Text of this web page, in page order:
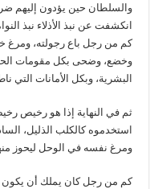
والسلطان حين يؤدون إليهم
انكشفت عن نبذ الأذلاء نبذ
كم من رجل باع رجولته، ومرغ
وخضع، وضحى بكل مقومات
البشرية، وبكل الأمانات التي
ثم في النهاية إذا هو رخيص
استخدموه كالكلب الذليل،
ومرغ نفسه في الوحل ليحوز
كم من رجل كان يملك أن يكون